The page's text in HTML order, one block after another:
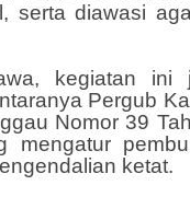
serta diawasi
kegiatan ini
Pergub
Nomor 39
mengatur
ketat.